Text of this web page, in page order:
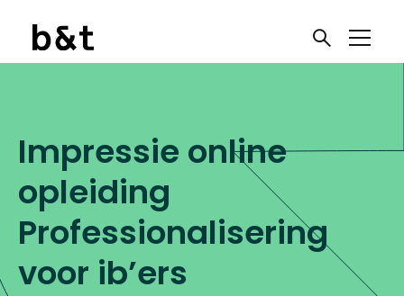
Impressie online
opleiding
Professionalisering
voor ib’ers